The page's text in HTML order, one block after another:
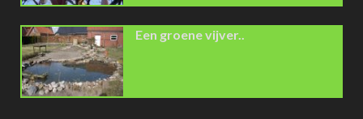
Een groene vijver..